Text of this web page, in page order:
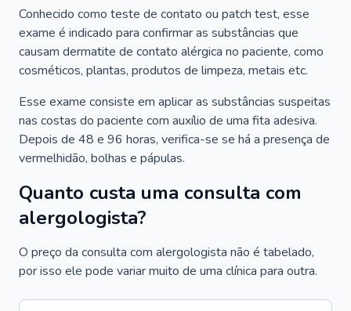
Conhecido como teste de contato ou patch test, esse
exame é indicado para confirmar as substâncias que
causam dermatite de contato alérgica no paciente, como
cosméticos, plantas, produtos de limpeza, metais etc.
Esse exame consiste em aplicar as substâncias suspeitas
nas costas do paciente com auxílio de uma fita adesiva.
Depois de 48 e 96 horas, verifica-se se há a presença de
vermelhidão, bolhas e pápulas.
Quanto custa uma consulta com
alergologista?
O preço da consulta com alergologista não é tabelado,
por isso ele pode variar muito de uma clínica para outra.